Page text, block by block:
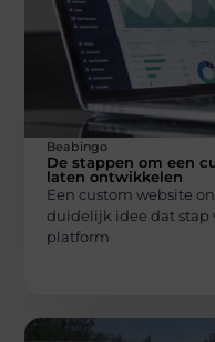
Beabingo
De stappen om een
laten ontwikkelen
Een custom website
duidelijk idee dat stap
platform